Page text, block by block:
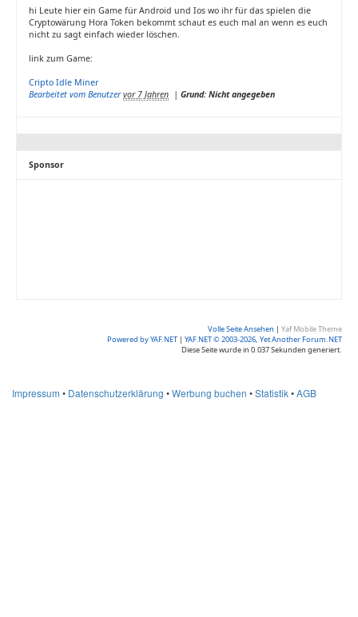
hi Leute hier ein Game für Android und Ios wo ihr für das spielen die
Cryptowärung Hora Token bekommt schaut es euch mal an wenn es euch
nicht zu sagt einfach wieder löschen.
link zum Game:
Cripto Idle Miner
Bearbeitet vom Benutzer vor 7 Jahren | Grund: Nicht angegeben
Sponsor
Volle Seite Ansehen | Yaf Mobile Theme
Powered by YAF.NET | YAF.NET © 2003-2026, Yet Another Forum.NET
Diese Seite wurde in 0.037 Sekunden generiert.
Impressum • Datenschutzerklärung •Werbung buchen •Statistik•AGB